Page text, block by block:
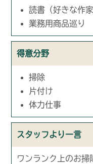
読書（好きな作
業務用商品巡り
得意分野
掃除
片付け
体力仕事
スタッフより一言
ワンランク上のお掃